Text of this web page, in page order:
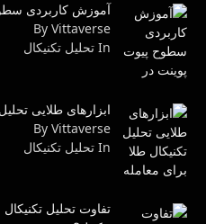
آموزش کاربردی
By Vittaverse
In تحليل تكنيكال
ابزارهای طلایی
By Vittaverse
In تحليل تكنيكال
تفاوت تحلیل تکنیکال